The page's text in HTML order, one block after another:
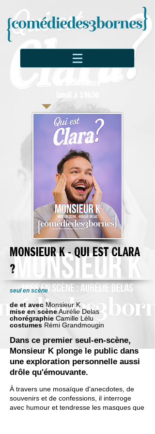
lundi à 19h30
MONSIEUR K - QUI EST CLARA
?
seul en scène
​de et avecMonsieur K
mise en scèneAurélie Delas
chorégraphie Camille Lélu
costumes Rémi Grandmougin
Dans ce premier seul-en-scène,
Monsieur K plonge le public dans
une exploration personnelle aussi
drôle qu'émouvante.
À travers une mosaïque d'anecdotes, de
souvenirs et de confessions, il interroge
avec humour et tendresse les masques que